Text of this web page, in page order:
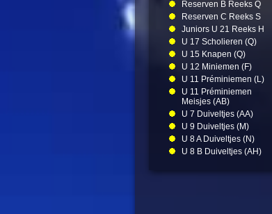
Reserven B Reeks Q
Reserven C Reeks S
Juniors U 21 Reeks H
U 17 Scholieren (Q)
U 15 Knapen (Q)
U 12 Miniemen (F)
U 11 Préminiemen (L)
U 11 Préminiemen
Meisjes (AB)
U 7 Duiveltjes (AA)
U 9 Duiveltjes (M)
U 8 A Duiveltjes (N)
U 8 B Duiveltjes (AH)